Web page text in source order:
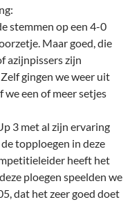
stemmen op een 4-0
Maar goed, die
azijnpissers zijn
gingen we weer uit
we een of meer setjes
3 met al zijn ervaring
topploegen in deze
heeft het
ploegen speelden we
dat het zeer goed doet